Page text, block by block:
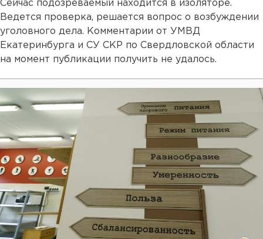
Сейчас подозреваемый находится в изоляторе.
Ведется проверка, решается вопрос о возбуждении
уголовного дела. Комментарии от УМВД
Екатеринбурга и СУ СКР по Свердловской области
на момент публикации получить не удалось.